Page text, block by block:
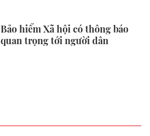
Bảo hiểm Xã hội có thông báo
quan trọng tới người dân